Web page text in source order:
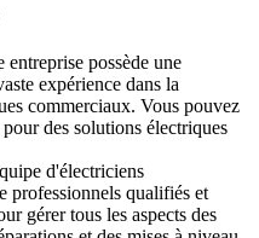
possède une
expérience dans la
commerciaux. Vous pouvez
des solutions électriques
d'électriciens
professionnels qualifiés et
gérer tous les aspects des